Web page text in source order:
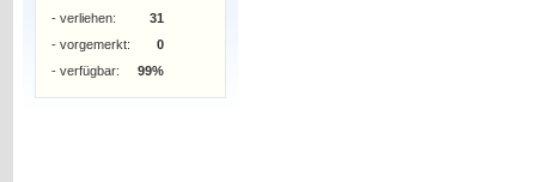
- verliehen:
31
- vorgemerkt:
0
- verfügbar:
99%